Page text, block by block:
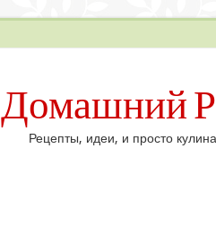
Домашний
Рецепты, идеи, и просто